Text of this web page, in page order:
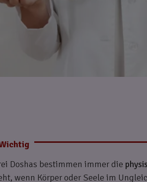
Doshas bestimmen immer die
wenn Körper oder Seele im